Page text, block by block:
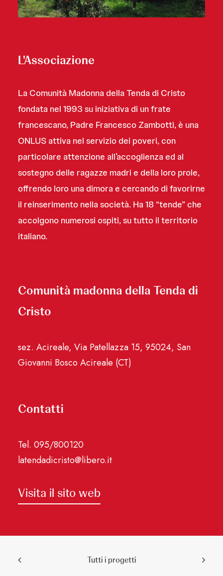
L'Associazione
La Comunità Madonna della Tenda di Cristo
fondata nel 1993 su iniziativa di un frate
francescano, Padre Francesco Zambotti, è una
ONLUS attiva nel servizio dei poveri, con
particolare attenzione all’accoglienza ed al
sostegno delle ragazze madri e della loro prole,
offrendo loro una dimora e cercando di favorirne
il reinserimento nella società. Ha 18 “tende” che
accolgono numerosi ospiti, su tutto il territorio
italiano.
Comunità madonna della Tenda di
Cristo
sez. Acireale, Via Patellazza 15, 95024, San
Giovanni Bosco Acireale (CT)
Contatti
Tel. 095/800120
latendadicristo@libero.it
Visita il sito web
Tutti i progetti